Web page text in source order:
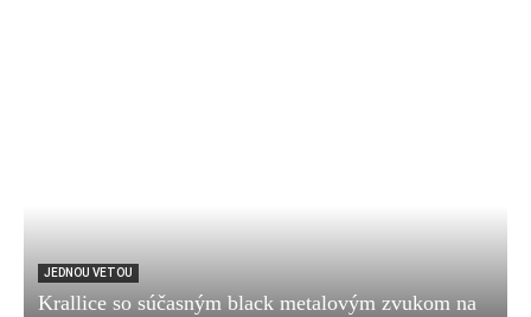
JEDNOU VETOU
Krallice so súčasným black metalovým zvukom na